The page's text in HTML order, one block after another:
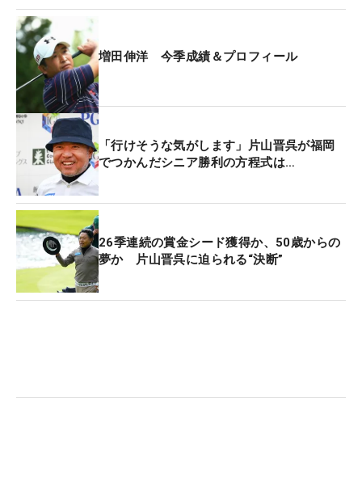
最終日の翌19日は2011年に66歳で亡くなった父・
一仁（かずひと）さんの命日。「ダンロップフェニ
ックスのときにちょうど亡くなって、こないだ13回
忌をやりました。うちの親父とじいさんが練習場を
作って、それがなかったら僕はゴルフをやることは
なかった。ありがたく感じています」。
増田は小学生のときに母を亡くし、高校時代はラグ
ビーに打ち込んだ。高校日本代表候補に選ばれ、6
つの大学から誘いがあるほどの有望選手だったが、
卒業後は千葉カントリークラブ・川間コースの研修
生をしながら、父が営む千葉県柏市の練習場『双伸
ゴルフセンター』で腕を磨いた。その7年後、25歳
となった98年にプロ転向を果たし、33歳の2006年
父が始めた練習場、『双伸ゴルフセンター』は増田
増田伸洋 今季成績＆プロフィール
「行けそうな気がします」片山晋呉が福岡
でつかんだシニア勝利の方程式は…
26季連続の賞金シード獲得か、50歳からの
夢か 片山晋呉に迫られる“決断”